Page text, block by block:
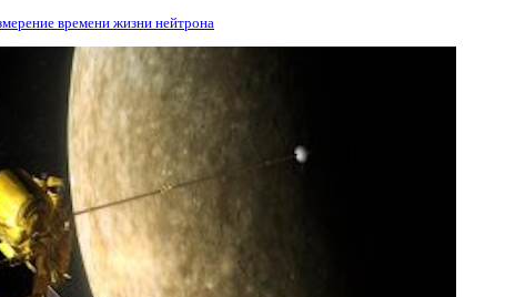
времени жизни нейтрона